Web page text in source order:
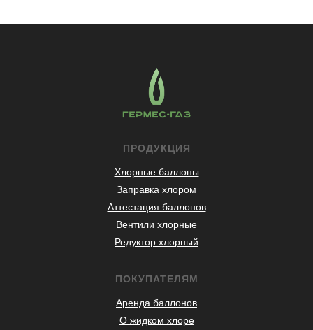
ПРОДУКЦИЯ
Хлорные баллоны
Заправка хлором
Аттестация баллонов
Вентили хлорные
Редуктор хлорный
ПОКУПАТЕЛЯМ
Аренда баллонов
О жидком хлоре